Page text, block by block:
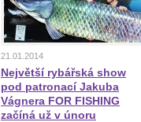
21.01.2014
Největší rybářská show
pod patronací Jakuba
Vágnera FOR FISHING
začíná už v únoru